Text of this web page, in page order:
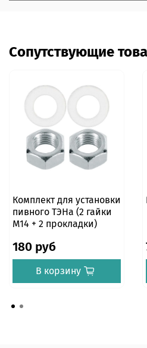
Сопутствующие
Комплект для установки
пивного ТЭНа (2 гайки
М14 + 2 прокладки)
180 руб
В корзину